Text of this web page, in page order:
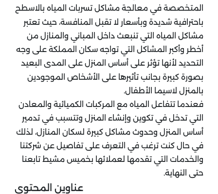
المتخصصة في معالجة مشاكل تسربات المياه بالاسطح
باحترافية شديدة وبأسعار لا تقبل المنافسة، حيث تعتبر
مشاكل المياه التي تنبعث داخل المباني والمنازل من
أخطر وأكبر المشاكل التي تواجه سكان المملكة على وجه
التحديد لأنها تؤثر على أساس المنزل على المدى البعيد
بصورة كبيرة بجانب تأثيرها على الأشخاص الموجودين
بالمنزل لاسيما الأطفال.
فعندما تتفاعل المياه مع المركبات الكميائية والمعادن
التي تدخل في تكوين وإنشاء المنزل وتتسبب في تدمير
أساس المنزل وحدوث مشاكل كبيرة لسكان المنازل، لذلك
في حال كنت ترغب في التعرف على تفاصيل عن شركتنا
والخدمات التي تقدمها لعملائها بخميس مشيط تابعنا
حتى النهاية.
عناوين المحتوي